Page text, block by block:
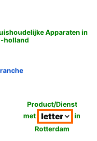
Apparaten in
holland
Product/Dienst
met
in
Rotterdam